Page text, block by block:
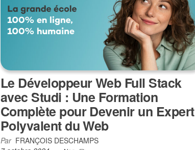
Le Développeur Web Full Stack
avec Studi : Une Formation
Complète pour Devenir un Expert
Polyvalent du Web
Par FRANÇOIS DESCHAMPS